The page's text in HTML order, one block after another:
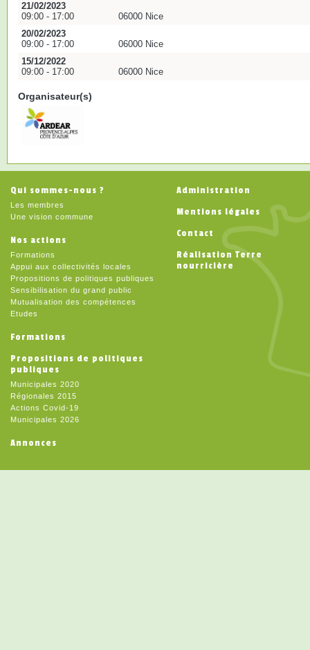
21/02/2023
09:00 - 17:00
06000 Nice
20/02/2023
09:00 - 17:00
06000 Nice
15/12/2022
09:00 - 17:00
06000 Nice
Organisateur(s)
Qui sommes-nous ?
Les membres
Une vision commune
Nos actions
Formations
Appui aux collectivités locales
Propositions de politiques publiques
Sensibilisation du grand public
Mutualisation des compétences
Etudes
Formations
Propositions de politiques
publiques
Municipales 2020
Régionales 2015
Actions Covid-19
Municipales 2026
Annonces
Administration
Mentions légales
Contact
Réalisation Terre
nourricière